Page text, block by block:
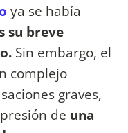
ya se había
su breve
Sin embargo, el
complejo
graves,
de una